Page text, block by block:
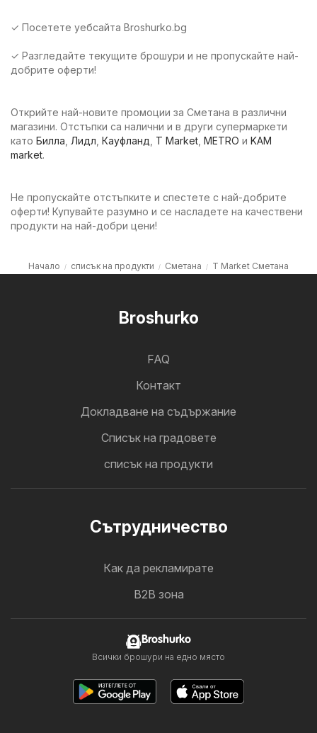
✓ Посетете уебсайта Broshurko.bg
✓ Разгледайте текущите брошури и не пропускайте най-
добрите оферти!
Открийте най-новите промоции за Сметана в различни
магазини. Отстъпки са налични и в други супермаркети
като Билла Лидл Кауфланд T Market METRO и KAM
market.
Не пропускайте отстъпките и спестете с най-добрите
оферти! Купувайте разумно и се насладете на качествени
продукти на най-добри цени!
Начало списък на продукти Сметана T Market Сметана
Broshurko
FAQ
Контакт
Докладване на съдържание
Cписък на градовете
списък на продукти
Cътрудничество
Как да рекламирате
B2B зона
Broshurko
Всички брошури на едно място